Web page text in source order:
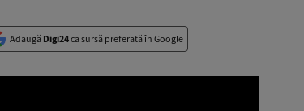
Adaugă Digi24ca sursă preferată în Google